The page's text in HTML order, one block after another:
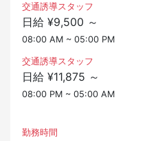
日勤or夜勤も選べます。
あなたの希望の働き方を教
▼友達紹介制度あり
一緒にはたらきたい友達を
紹介した人とされた人に10
・交通費支給（ガソリン代
STEP 1：「YOLO WORK
STEP 2：求人担当者より
きます
紹介をしましょう！
STEP 4：実際に会社を見
交通誘導スタッフ
日給 ¥9,500 ～
08:00 AM ~ 05:00 PM
交通誘導スタッフ
日給 ¥11,875 ～
08:00 PM ~ 05:00 AM
勤務時間